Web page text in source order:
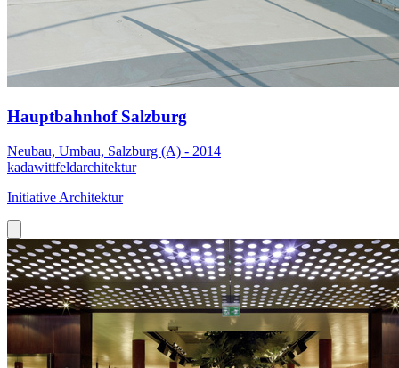
Hauptbahnhof Salzburg
Neubau, Umbau, Salzburg (A) - 2014
kadawittfeldarchitektur
Initiative Architektur